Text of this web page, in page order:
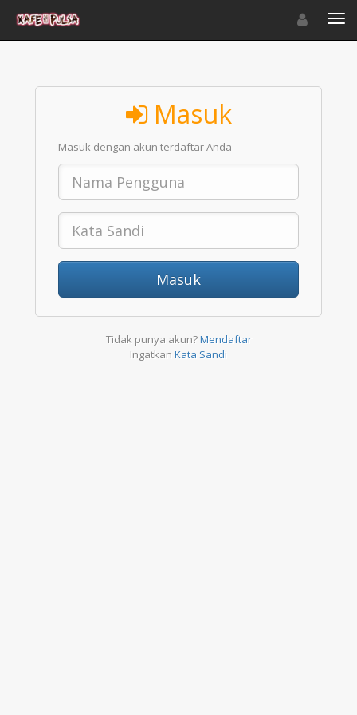
Toggle
Masuk
Masuk dengan akun terdaftar Anda
Masuk
Tidak punya akun?Mendaftar
Ingatkan Kata Sandi